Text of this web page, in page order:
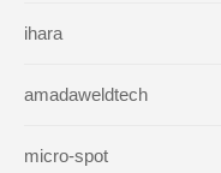
ihara
amadaweldtech
micro-spot